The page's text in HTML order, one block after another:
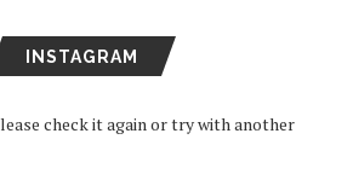
INSTAGRAM
check it again or try with another